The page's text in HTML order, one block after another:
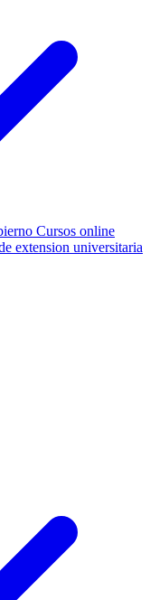
Cursos online
extension universitaria